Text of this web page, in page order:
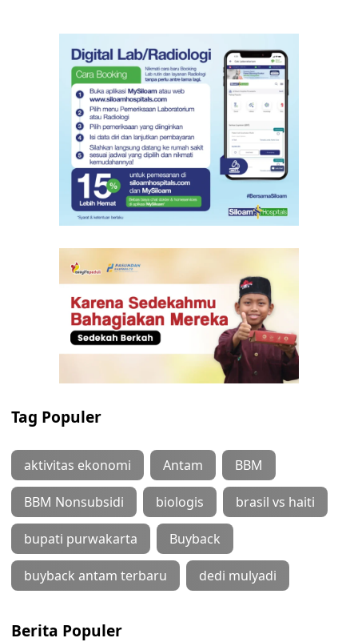
Tag Populer
aktivitas ekonomi Antam BBM
BBM Nonsubsidi biologis brasil vs haiti
bupati purwakarta Buyback
buyback antam terbaru dedi mulyadi
Berita Populer